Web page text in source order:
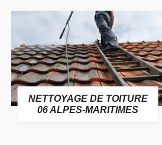
NETTOYAGE DE TOITURE
06 ALPES-MARITIMES